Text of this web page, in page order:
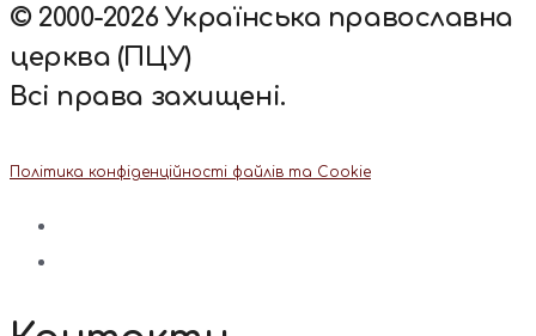
© 2000-2026 Українська православна
церква (ПЦУ)
Всі права захищені.
Політика конфіденційності файлів та Cookie